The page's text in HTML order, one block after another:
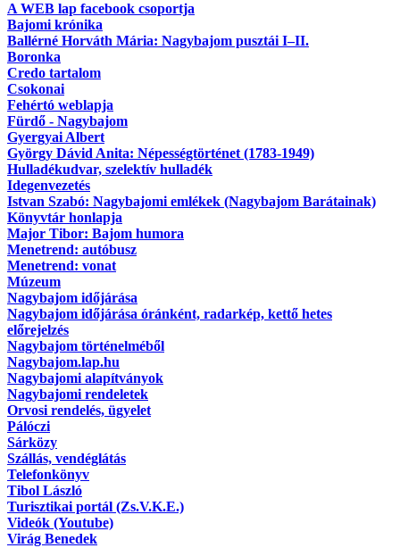
A WEB lap facebook csoportja
Bajomi krónika
Ballérné Horváth Mária: Nagybajom pusztái I–II.
Boronka
Credo tartalom
Csokonai
Fehértó weblapja
Fürdő - Nagybajom
Gyergyai Albert
György Dávid Anita: Népességtörténet (1783-1949)
Hulladékudvar, szelektív hulladék
Idegenvezetés
Istvan Szabó: Nagybajomi emlékek (Nagybajom Barátainak)
Könyvtár honlapja
Major Tibor: Bajom humora
Menetrend: autóbusz
Menetrend: vonat
Múzeum
Nagybajom időjárása
Nagybajom időjárása óránként, radarkép, kettő hetes
előrejelzés
Nagybajom történelméből
Nagybajom.lap.hu
Nagybajomi alapítványok
Nagybajomi rendeletek
Orvosi rendelés, ügyelet
Pálóczi
Sárközy
Szállás, vendéglátás
Telefonkönyv
Tibol László
Turisztikai portál (Zs.V.K.E.)
Videók (Youtube)
Virág Benedek